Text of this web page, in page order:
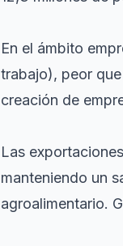
En el ámbito
trabajo), peor
creación de
Las
manteniendo un
agroalimentario.